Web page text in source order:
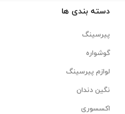
دسته بندی ها
پیرسینگ
گوشواره
لوازم پیرسینگ
نگین دندان
اکسسوری